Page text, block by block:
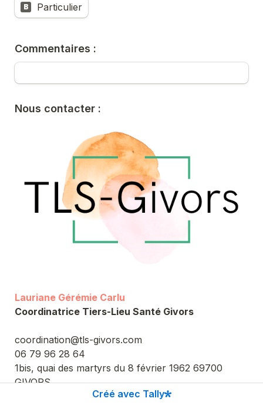
B Particulier
Commentaires :
Nous contacter :
Lauriane Gérémie Carlu
Coordinatrice Tiers-Lieu Santé Givors
coordination@tls-givors.com
06 79 96 28 64
1bis, quai des martyrs du 8 février 1962 69700
GIVORS
Créé avec Tally